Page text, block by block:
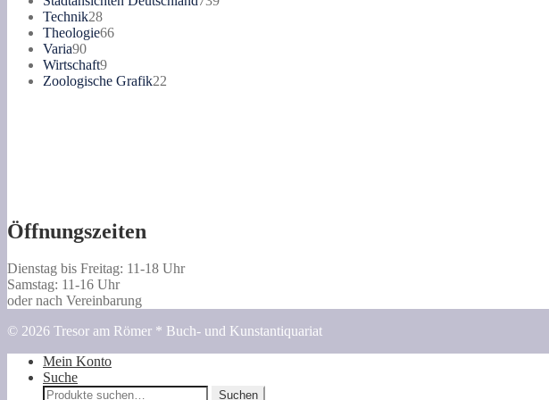
Technik2828
Produkte
Theologie6666
Varia9090
Produkte
Wirtschaft99
Produkte
Zoologische Grafik22
Öffnungszeiten
Dienstag bis Freitag: 11-18 Uhr
Samstag: 11-16 Uhr
oder nach Vereinbarung
© 2026 Tresor am Römer * Buch- und Kunstantiquariat
Mein Konto
Suche
Suche
Suchen